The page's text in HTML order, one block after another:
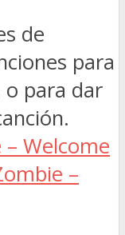
de
para
para dar
Welcome
–